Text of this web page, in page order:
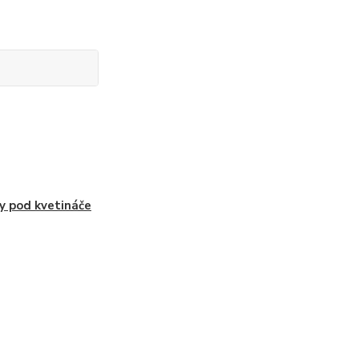
pod kvetináče